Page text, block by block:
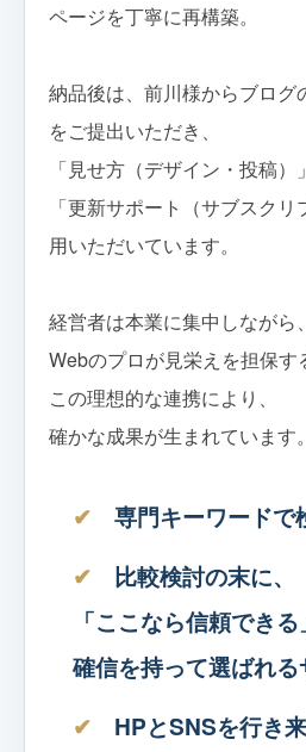
ページを丁寧に再構築。
納品後は、前川様からブログ
をご提出いただき、
「見せ方（デザイン・投稿）
「更新サポート（サブスク
用いただいています。
経営者は本業に集中しながら、
Webのプロが見栄えを担保す
この理想的な連携により、
確かな成果が生まれています。
専門キーワードで
比較検討の末に、
「ここなら信頼できる
確信を持って選ばれる
HPとSNSを行き